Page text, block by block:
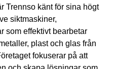
Trennso känt för sina högt
siktmaskiner,
som effektivt bearbetar
plast och glas från
fokuserar på att